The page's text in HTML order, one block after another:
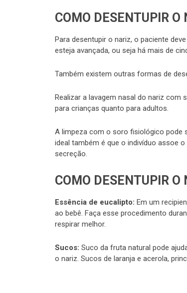
COMO DESENTUPIR O
Para desentupir o nariz, o paciente
esteja avançada, ou seja há mais de
Também existem outras formas de
Realizar a lavagem nasal do nariz
para crianças quanto para adultos.
A limpeza com o soro fisiológico pode
ideal também é que o indivíduo assoe
secreção.
COMO DESENTUPIR O
Essência de eucalipto: Em um
ao bebê. Faça esse procedimento
respirar melhor.
Sucos: Suco da fruta natural pode
o nariz. Sucos de laranja e acerola,